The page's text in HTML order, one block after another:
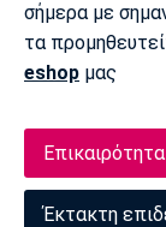
σήμερα με
τα
eshop μας
Επικαιρότητα
Έκτακτη